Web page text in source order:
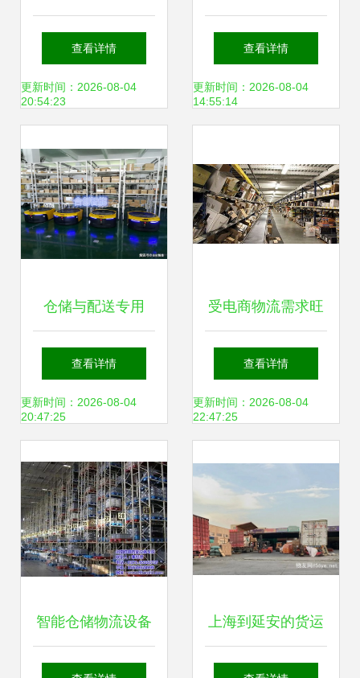
店面案例 从产品展
示到智慧仓储的实
查看详情
更新时间：2026-08-04
20:54:23
效便捷的普通货物
仓储服务
查看详情
更新时间：2026-08-04
14:55:14
仓储与配送专用
AGV小车物流机器
人无线传输系统工
物仓储服务优化路
径
查看详情
更新时间：2026-08-04
20:47:25
受电商物流需求旺
盛刺激，北京仓储
物业租金显著攀升
查看详情
更新时间：2026-08-04
22:47:25
智能仓储物流设备
革新，河南祥鼎股
上海到延安的货运
公司-急货快速送达